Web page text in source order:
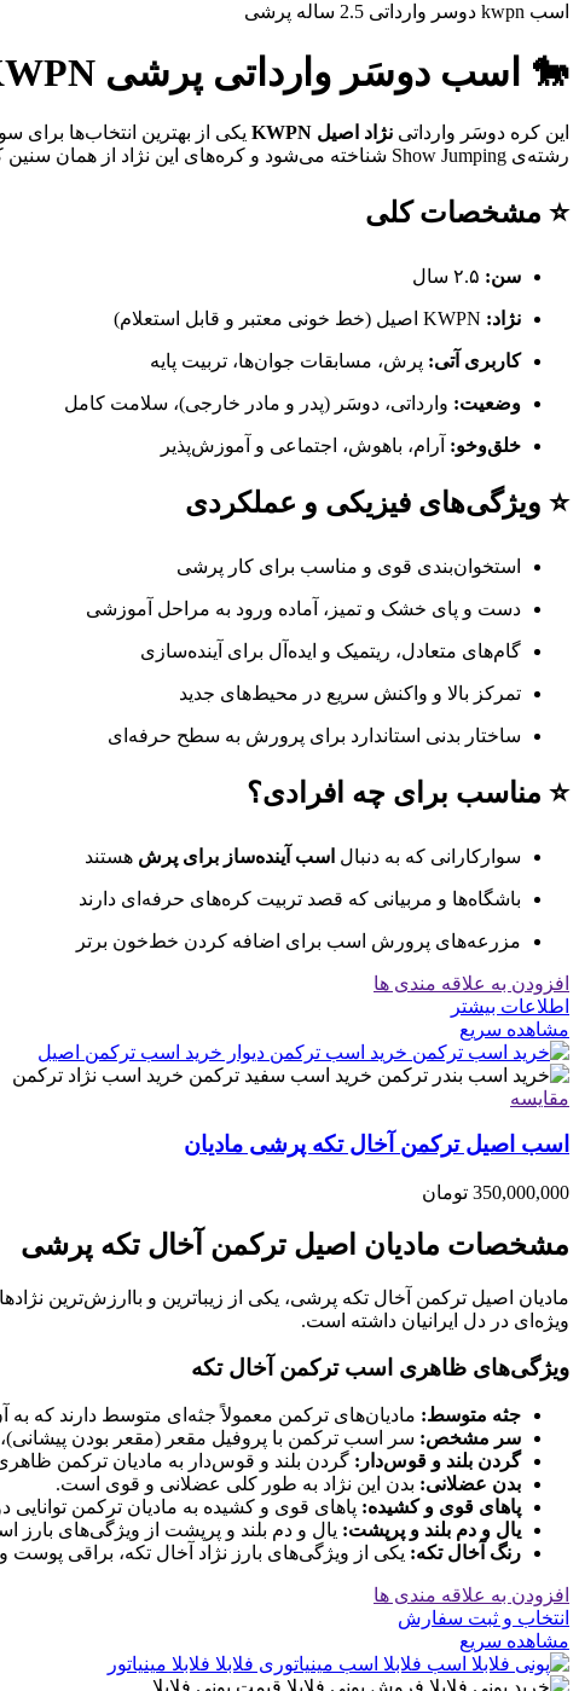
اسب kwpn دوسر وارداتی 2.5 ساله پرشی
🐎 اسب دوسَر وارداتی پرشی KWPN – کره ۲.۵ ساله | نسل‌برتر مخصوص آینده‌سازان پرش
این کره دوسَر وارداتی نژاد اصیل KWPN یکی از بهترین انتخاب‌ها برای
رشته‌ی Show Jumping شناخته می‌شود و کره‌های این نژاد از همان سنین کم، قدرت، هوش و تعادل فوق‌العاده‌ای نشان می‌دهند.
⭐ مشخصات کلی
سن:
نژاد:
کاربری آتی: پرش، مسابقات جوان‌ها، تربیت پایه
وضعیت: وارداتی، دوسَر (پدر و مادر خارجی)، سلامت کامل
خلق‌وخو: آرام، باهوش، اجتماعی و آموزش‌پذیر
⭐ ویژگی‌های فیزیکی و عملکردی
استخوان‌بندی قوی و مناسب برای کار پرشی
دست و پای خشک و تمیز، آماده ورود به مراحل آموزشی
گام‌های متعادل، ریتمیک و ایده‌آل برای آینده‌سازی
تمرکز بالا و واکنش سریع در محیط‌های جدید
ساختار بدنی استاندارد برای پرورش به سطح حرفه‌ای
⭐ مناسب برای چه افرادی؟
سوارکارانی که به دنبال اسب آینده‌ساز برای پرش هستند
باشگاه‌ها و مربیانی که قصد تربیت کره‌های حرفه‌ای دارند
مزرعه‌های پرورش اسب برای اضافه کردن خط‌خون برتر
افزودن به علاقه مندی ها
اطلاعات بیشتر
مشاهده سریع
مقایسه
اسب اصیل ترکمن آخال تکه پرشی مادیان
350,000,000 تومان
مشخصات مادیان اصیل ترکمن آخال تکه پرشی
مادیان اصیل ترکمن آخال تکه پرشی، یکی از زیباترین و باارزش‌ترین
ویژه‌ای در دل ایرانیان داشته است.
ویژگی‌های ظاهری اسب ترکمن آخال تکه
جثه متوسط: مادیان‌های ترکمن معمولاً جثه‌ای متوسط دارند که
سر مشخص: سر اسب ترکمن با پروفیل مقعر (مقعر بودن
گردن بلند و قوس‌دار: گردن بلند و قوس‌دار به مادیان ترکمن
بدن عضلانی: بدن این نژاد به طور کلی عضلانی و قوی است.
پاهای قوی و کشیده: پاهای قوی و کشیده به مادیان ترکمن
یال و دم بلند و پرپشت: یال و دم بلند و پرپشت از ویژگی‌های
رنگ آخال تکه: یکی از ویژگی‌های بارز نژاد آخال تکه، براقی
افزودن به علاقه مندی ها
انتخاب و ثبت سفارش
مشاهده سریع